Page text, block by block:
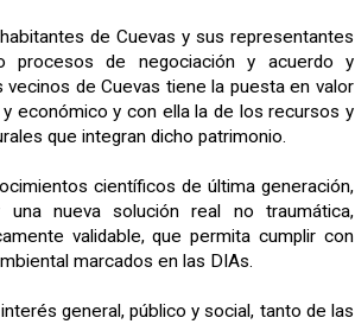
de Cuevas y sus representantes
procesos de negociación y acuerdo y
de Cuevas tiene la puesta en valor
económico y con ella la de los recursos y
que integran dicho patrimonio.
científicos de última generación,
nueva solución real no traumática,
validable, que permita cumplir con
marcados en las DIAs.
general, público y social, tanto de las